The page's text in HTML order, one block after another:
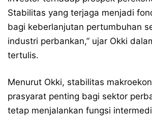
Stabilitas yang terjaga menjadi
bagi keberlanjutan pertumbuhan
industri perbankan,” ujar Okki
tertulis.
Menurut Okki, stabilitas
prasyarat penting bagi sektor
tetap menjalankan fungsi